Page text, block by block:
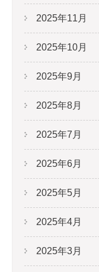
2025年11月
2025年10月
2025年9月
2025年8月
2025年7月
2025年6月
2025年5月
2025年4月
2025年3月